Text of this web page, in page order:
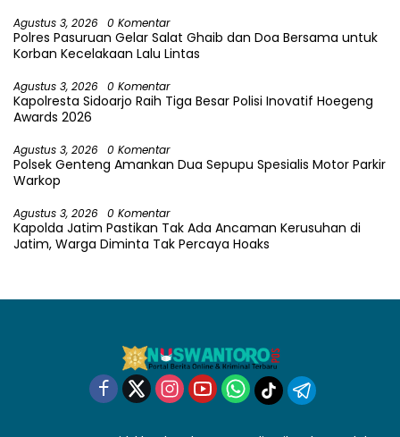
Agustus 3, 2026 0 Komentar
Polres Pasuruan Gelar Salat Ghaib dan Doa Bersama untuk
Korban Kecelakaan Lalu Lintas
Agustus 3, 2026 0 Komentar
Kapolresta Sidoarjo Raih Tiga Besar Polisi Inovatif Hoegeng
Awards 2026
Agustus 3, 2026 0 Komentar
Polsek Genteng Amankan Dua Sepupu Spesialis Motor Parkir
Warkop
Agustus 3, 2026 0 Komentar
Kapolda Jatim Pastikan Tak Ada Ancaman Kerusuhan di
Jatim, Warga Diminta Tak Percaya Hoaks